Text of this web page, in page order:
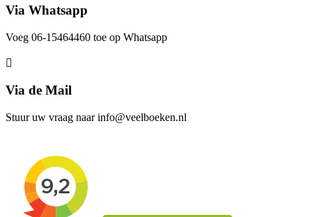
Via Whatsapp
Voeg 06-15464460 toe op Whatsapp
Via de Mail
Stuur uw vraag naar info@veelboeken.nl